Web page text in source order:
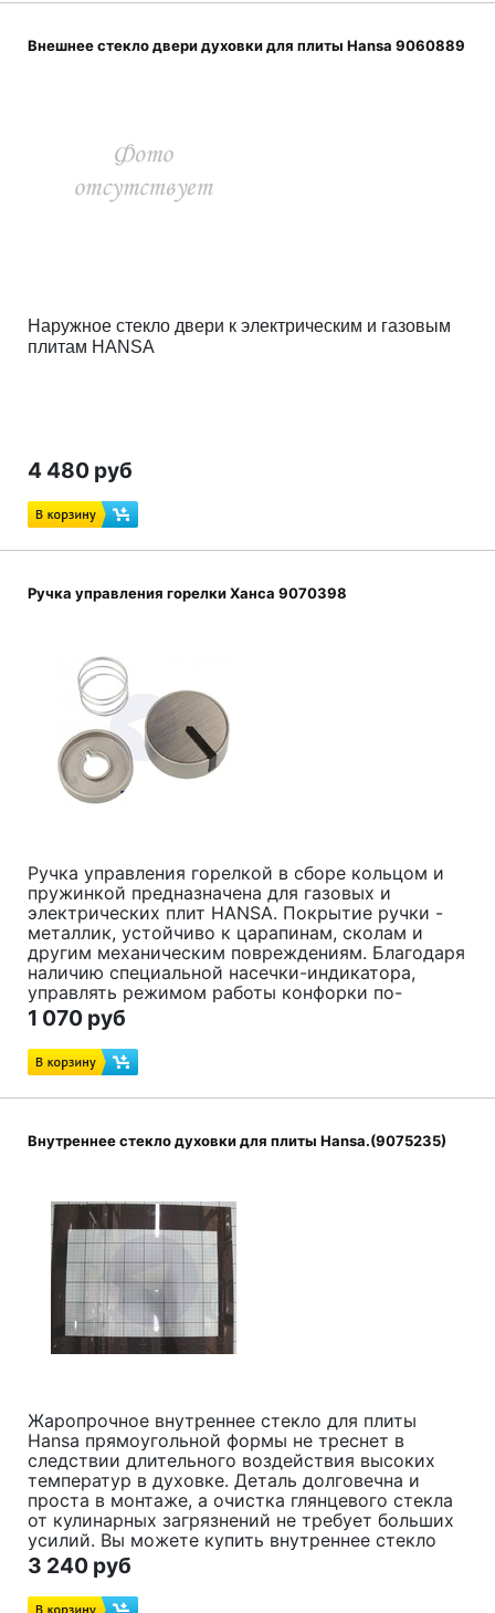
Внешнее стекло двери духовки для плиты Hansa 9060889
Наружное стекло двери к электрическим и газовым
плитам HANSA
4 480 руб
Ручка управления горелки Ханса 9070398
Ручка управления горелкой в сборе кольцом и
пружинкой предназначена для газовых и
электрических плит HANSA. Покрытие ручки -
металлик, устойчиво к царапинам, сколам и
другим механическим повреждениям. Благодаря
наличию специальной насечки-индикатора,
управлять режимом работы конфорки по-
настоящему комфортно. Эластичная пружина
обеспечивает плавный ход механизма. Монтаж
детали не займет более 5 минут.
1 070 руб
Внутреннее стекло духовки для плиты Hansa.(9075235)
Жаропрочное внутреннее стекло для плиты
Hansa прямоугольной формы не треснет в
следствии длительного воздействия высоких
температур в духовке. Деталь долговечна и
проста в монтаже, а очистка глянцевого стекла
от кулинарных загрязнений не требует больших
усилий. Вы можете купить внутреннее стекло
двери духовки Ханса с доставкой на нашем
сайте.
3 240 руб